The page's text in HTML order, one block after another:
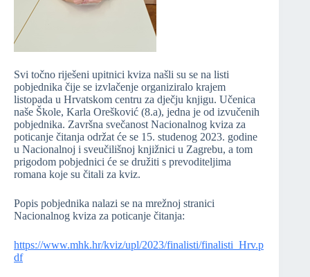
Svi točno riješeni upitnici kviza našli su se na listi
pobjednika čije se izvlačenje organiziralo krajem
listopada u Hrvatskom centru za dječju knjigu. Učenica
naše Škole, Karla Orešković (8.a), jedna je od izvučenih
pobjednika. Završna svečanost Nacionalnog kviza za
poticanje čitanja održat će se 15. studenog 2023. godine
u Nacionalnoj i sveučilišnoj knjižnici u Zagrebu, a tom
prigodom pobjednici će se družiti s prevoditeljima
romana koje su čitali za kviz.
Popis pobjednika nalazi se na mrežnoj stranici
Nacionalnog kviza za poticanje čitanja:
https://www.mhk.hr/kviz/upl/2023/finalisti/finalisti_Hrv.p
df